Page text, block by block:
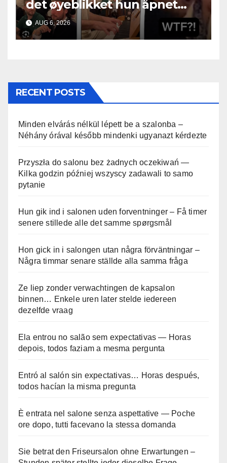
det øyeblikket hun åpnet
munnen
AUG 6, 2026
RECENT POSTS
Minden elvárás nélkül lépett be a szalonba –
Néhány órával később mindenki ugyanazt kérdezte
Przyszła do salonu bez żadnych oczekiwań —
Kilka godzin później wszyscy zadawali to samo
pytanie
Hun gik ind i salonen uden forventninger – Få timer
senere stillede alle det samme spørgsmål
Hon gick in i salongen utan några förväntningar –
Några timmar senare ställde alla samma fråga
Ze liep zonder verwachtingen de kapsalon
binnen… Enkele uren later stelde iedereen
dezelfde vraag
Ela entrou no salão sem expectativas — Horas
depois, todos faziam a mesma pergunta
Entró al salón sin expectativas… Horas después,
todos hacían la misma pregunta
È entrata nel salone senza aspettative — Poche
ore dopo, tutti facevano la stessa domanda
Sie betrat den Friseursalon ohne Erwartungen –